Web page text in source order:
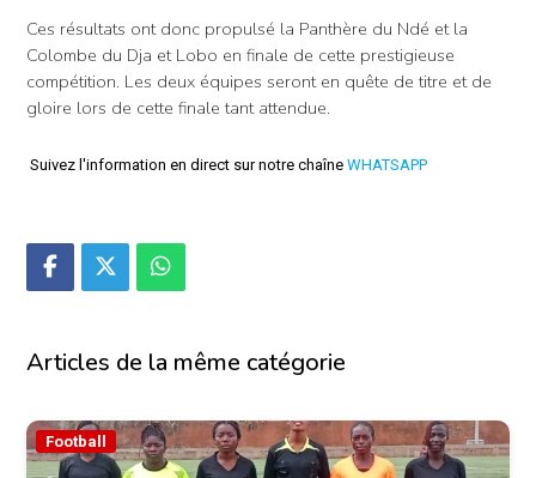
Ces résultats ont donc propulsé la Panthère du Ndé et la
Colombe du Dja et Lobo en finale de cette prestigieuse
compétition. Les deux équipes seront en quête de titre et de
gloire lors de cette finale tant attendue.
Suivez l'information en direct sur notre chaîne WHATSAPP
Articles de la même catégorie
Football